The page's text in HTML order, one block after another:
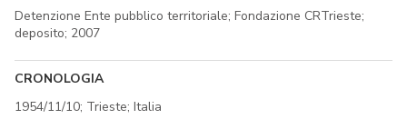
Detenzione Ente pubblico territoriale; Fondazione CRTrieste;
deposito; 2007
CRONOLOGIA
1954/11/10; Trieste; Italia